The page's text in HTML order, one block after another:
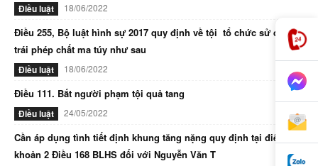
Điều luật 18/06/2022
Điều 255, Bộ luật hình sự 2017 quy định về tội tổ chức sử dụng
trái phép chất ma túy như sau
Điều luật 18/06/2022
Điều 111. Bắt người phạm tội quả tang
Điều luật 24/05/2022
Cần áp dụng tình tiết định khung tăng nặng quy định tại điểm d
khoản 2 Điều 168 BLHS đối với Nguyễn Văn T